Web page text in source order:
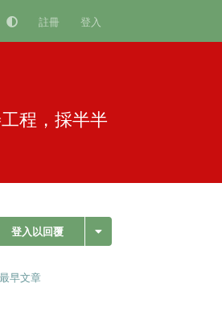
註冊 登入
程，採半半
登入以回覆
最早文章